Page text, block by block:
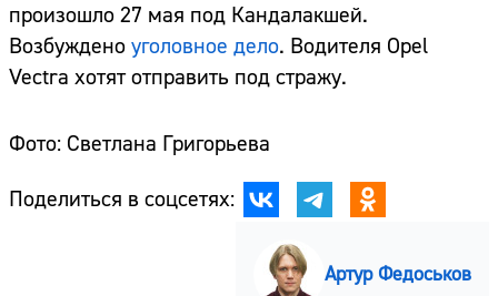
произошло 27 мая под Кандалакшей.
Возбуждено уголовное дело. Водителя Opel
Vectra хотят отправить под стражу.
Фото: Светлана Григорьева
Поделиться в соцсетях:
Артур Федоськов